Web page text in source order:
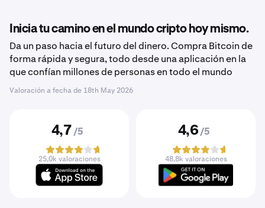
Inicia tu camino en el mundo cripto hoy mismo.
Da un paso hacia el futuro del dinero. Compra Bitcoin de
forma rápida y segura, todo desde una aplicación en la
que confían millones de personas en todo el mundo
Valoración a fecha de 18th May 2026
4,7 /5
25,0k valoraciones
4,6 /5
48,8k valoraciones